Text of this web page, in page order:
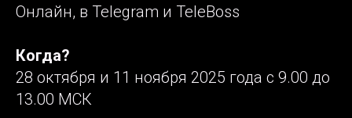
Онлайн, в Telegram и TeleBoss
Когда?
28 октября и 11 ноября 2025 года с 9.00 до
13.00 МСК